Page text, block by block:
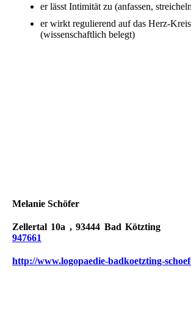
er lässt Intimität zu (anfassen,
er wirkt regulierend auf das Herz-
(wissenschaftlich belegt)
Melanie Schöfer
Zellertal 10a , 93444 Bad Kötzting
947661
http://www.logopaedie-badkoetzting-